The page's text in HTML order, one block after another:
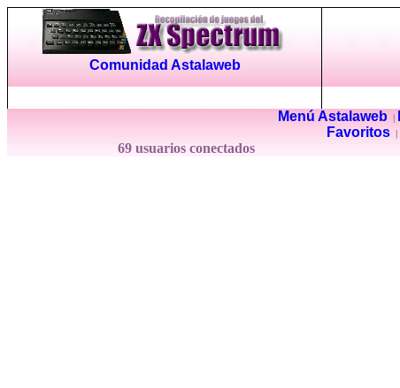
Comunidad Astalaweb
Menú Astalaweb|
Favoritos
69 usuarios conectados